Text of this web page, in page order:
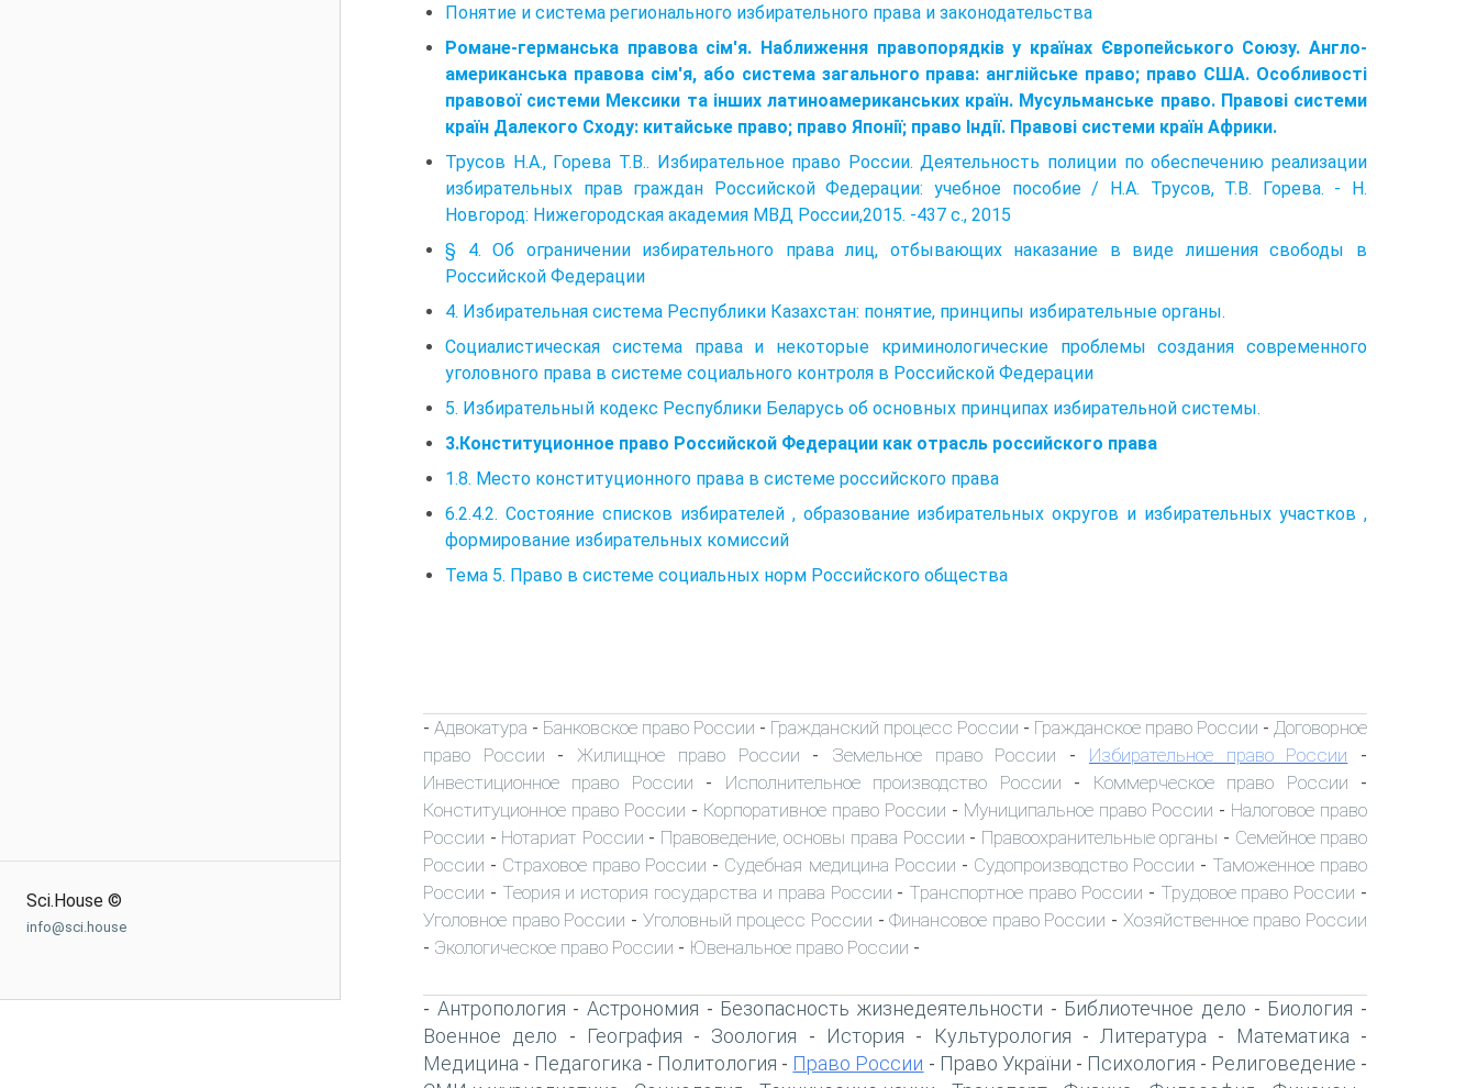
Sci.House ©
info@sci.house
Понятие и система регионального избирательного права и законодательства
Романе-германська правова сім'я. Наближення правопорядків у країнах Європейського Союзу. Англо-
американська правова сім'я, або система загального права: англійське право; право США. Особливості
правової системи Мексики та інших латиноамериканських країн. Мусульманське право. Правові системи
країн Далекого Сходу: китайське право; право Японії; право Індії. Правові системи країн Африки.
Трусов Н.А., Горева Т.В.. Избирательное право России. Деятельность полиции по обеспечению реализации
избирательных прав граждан Российской Федерации: учебное пособие / Н.А. Трусов, Т.В. Горева. - Н.
Новгород: Нижегородская академия МВД России,2015. -437 с., 2015
§ 4. Об ограничении избирательного права лиц, отбывающих наказание в виде лишения свободы в
Российской Федерации
4. Избирательная система Республики Казахстан: понятие, принципы избирательные органы.
Социалистическая система права и некоторые криминологические проблемы создания современного
уголовного права в системе социального контроля в Российской Федерации
5. Избирательный кодекс Республики Беларусь об основных принципах избирательной системы.
3.Конституционное право Российской Федерации как отрасль российского права
1.8. Место конституционного права в системе российского права
6.2.4.2. Состояние списков избирателей , образование избирательных округов и избирательных участков ,
формирование избирательных комиссий
Тема 5. Право в системе социальных норм Российского общества
- Адвокатура - Банковское право России - Гражданский процесс России - Гражданское право России - Договорное
право России - Жилищное право России - Земельное право России - Избирательное право России -
Инвестиционное право России - Исполнительное производство России - Коммерческое право России -
Конституционное право России - Корпоративное право России - Муниципальное право России - Налоговое право
России - Нотариат России - Правоведение, основы права России - Правоохранительные органы - Семейное право
России - Страховое право России - Судебная медицина России - Судопроизводство России - Таможенное право
России - Теория и история государства и права России - Транспортное право России - Трудовое право России -
Уголовное право России - Уголовный процесс России -Финансовое право России - Хозяйственное право России
- Экологическое право России - Ювенальное право России -
- Антропология -Астрономия - Безопасность жизнедеятельности - Библиотечное дело - Биология -
Военное дело - География - Зоология - История - Культурология - Литература - Математика -
Медицина - Педагогика - Политология - Право России - Право України - Психология - Религоведение -